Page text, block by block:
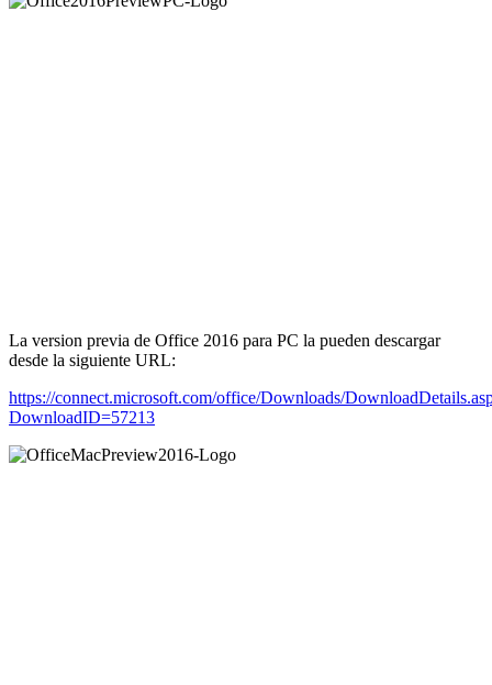
La version previa de Office 2016 para PC la pueden descargar
desde la siguiente URL:
https://connect.microsoft.com/office/Downloads/
DownloadID=57213